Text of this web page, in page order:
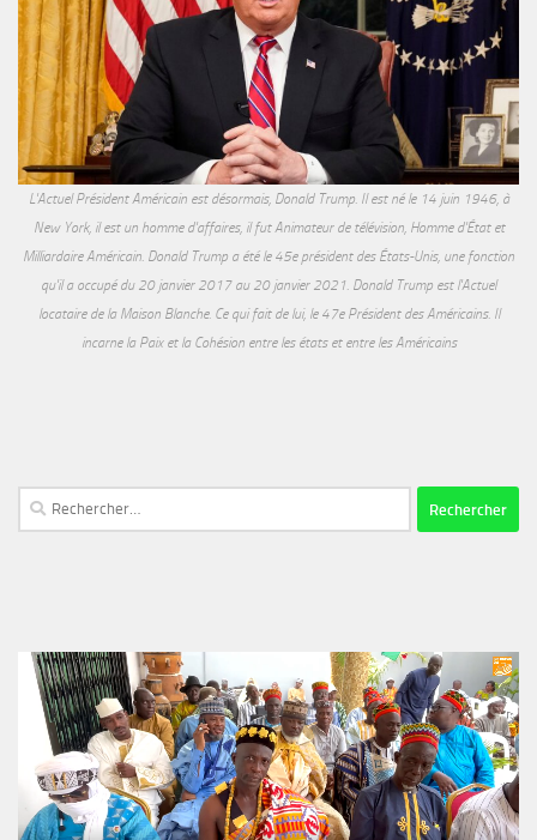
L'Actuel Président Américain est désormais, Donald Trump. Il est né le 14 juin 1946, à
New York, il est un homme d'affaires, il fut Animateur de télévision, Homme d'État et
Milliardaire Américain. Donald Trump a été le 45e président des États-Unis, une fonction
qu'il a occupé du 20 janvier 2017 au 20 janvier 2021. Donald Trump est l'Actuel
locataire de la Maison Blanche. Ce qui fait de lui, le 47e Président des Américains. Il
incarne la Paix et la Cohésion entre les états et entre les Américains
Rechercher :